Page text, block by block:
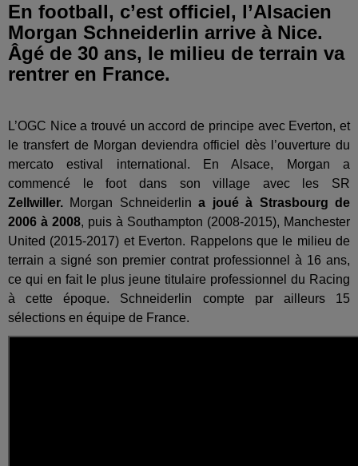
En football, c’est officiel, l’Alsacien
Morgan Schneiderlin arrive à Nice.
Âgé de 30 ans, le milieu de terrain va
rentrer en France.
L’OGC Nice a trouvé un accord de principe avec Everton, et
le transfert de Morgan deviendra officiel dès l’ouverture du
mercato estival international. En Alsace, Morgan a
commencé le foot dans son village avec les SR
Zellwiller. Morgan Schneiderlina joué à Strasbourg de
2006 à 2008, puis à Southampton (2008-2015), Manchester
United (2015-2017) et Everton. Rappelons que le milieu de
terrain a signé son premier contrat professionnel à 16 ans,
ce qui en fait le plus jeune titulaire professionnel du Racing
à cette époque. Schneiderlin compte par ailleurs 15
sélections en équipe de France.